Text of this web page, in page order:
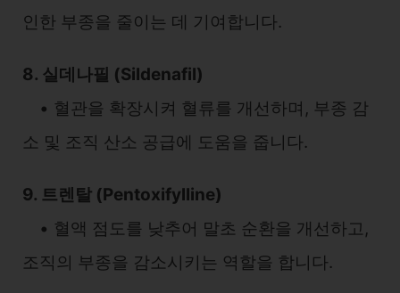
인한 부종을 줄이는 데 기여합니다.
8. 실데나필 (Sildenafil)
• 혈관을 확장시켜 혈류를 개선하며, 부종 감
소 및 조직 산소 공급에 도움을 줍니다.
9. 트렌탈 (Pentoxifylline)
• 혈액 점도를 낮추어 말초 순환을 개선하고,
조직의 부종을 감소시키는 역할을 합니다.